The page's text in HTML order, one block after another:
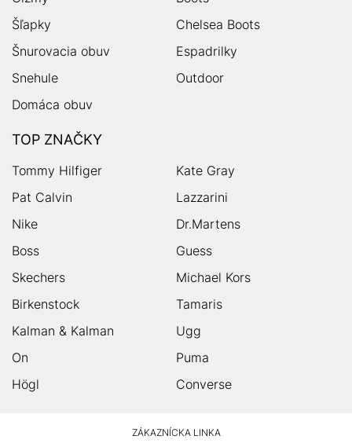
Šľapky
Chelsea Boots
Šnurovacia obuv
Espadrilky
Snehule
Outdoor
Domáca obuv
TOP ZNAČKY
Tommy Hilfiger
Kate Gray
Pat Calvin
Lazzarini
Nike
Dr.Martens
Boss
Guess
Skechers
Michael Kors
Birkenstock
Tamaris
Kalman & Kalman
Ugg
On
Puma
Högl
Converse
ZÁKAZNÍCKA LINKA